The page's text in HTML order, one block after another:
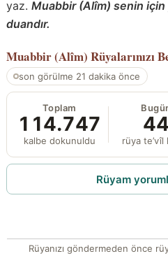
yaz. Muabbir (Alîm) senin için
duandır.
Muabbir (Alîm) Rüyalarınızı
son görülme 21 dakika önce
Toplam
114.747
kalbe dokunuldu
44
rüya te’vîl
Rüyam
Rüyanızı göndermeden önce